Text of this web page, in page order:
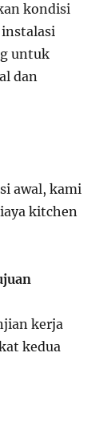
kondisi
untuk
dan
awal, kami
kitchen
kerja
kedua